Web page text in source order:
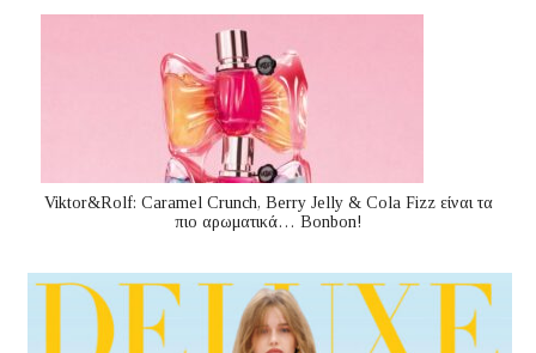
Viktor&Rolf: Caramel Crunch, Berry Jelly & Cola Fizz είναι τα
πιο αρωματικά… Bonbon!